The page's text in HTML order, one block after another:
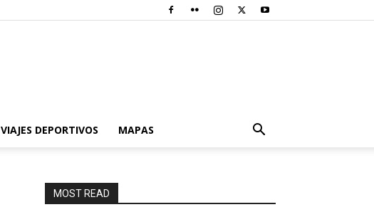
VIAJES DEPORTIVOS MAPAS
MOST READ